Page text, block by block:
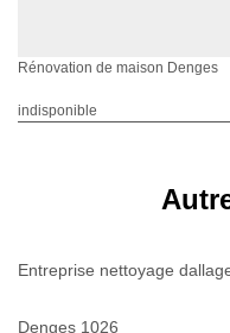
Rénovation de maison Denges
indisponible
Entreprise nettoyage
Denges 1026